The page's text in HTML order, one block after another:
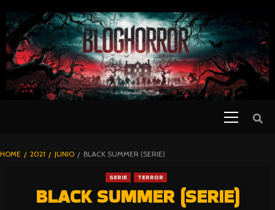
TO
CONTENT
BLOGHORROR
HOME 2021 JUNIO BLACK SUMMER (SERIE)
SERIE TERROR
BLACK SUMMER (SERIE)